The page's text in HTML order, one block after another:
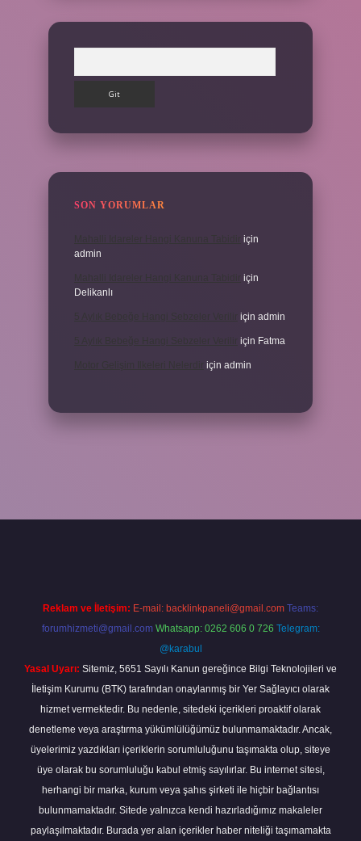
SON YORUMLAR
için
admin
için
Delikanlı
için admin
için Fatma
için admin
Reklam ve İletişim: E-mail: backlinkpaneli@gmail.com Teams:
forumhizmeti@gmail.com Whatsapp: 0262 606 0 726 Telegram:
@karabul
Yasal Uyarı: Sitemiz, 5651 Sayılı Kanun gereğince Bilgi Teknolojileri ve
İletişim Kurumu (BTK) tarafından onaylanmış bir Yer Sağlayıcı olarak
hizmet vermektedir. Bu nedenle, sitedeki içerikleri proaktif olarak
denetleme veya araştırma yükümlülüğümüz bulunmamaktadır. Ancak,
üyelerimiz yazdıkları içeriklerin sorumluluğunu taşımakta olup, siteye
üye olarak bu sorumluluğu kabul etmiş sayılırlar. Bu internet sitesi,
herhangi bir marka, kurum veya şahıs şirketi ile hiçbir bağlantısı
bulunmamaktadır. Sitede yalnızca kendi hazırladığımız makaleler
paylaşılmaktadır. Burada yer alan içerikler haber niteliği taşımamakta